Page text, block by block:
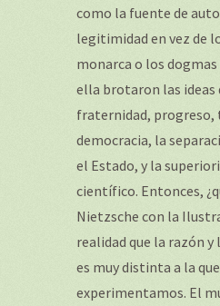
como la fuente de
legitimidad en vez de
monarca o los dogmas
ella brotaron las ideas
fraternidad, progreso,
democracia, la
el Estado, y la
científico. Entonces,
Nietzsche con la
realidad que la razón y
es muy distinta a la que
experimentamos. El